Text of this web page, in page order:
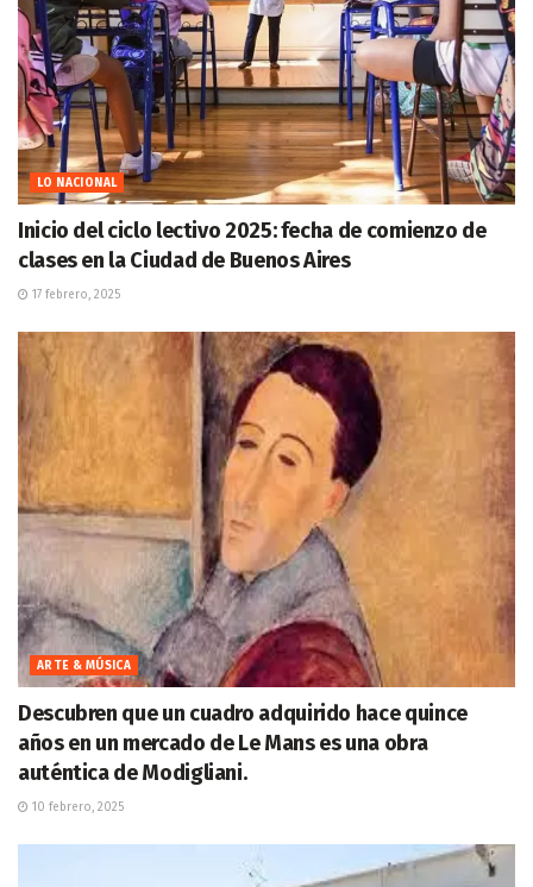
LO NACIONAL
Inicio del ciclo lectivo 2025: fecha de comienzo de
clases en la Ciudad de Buenos Aires
17 febrero, 2025
ARTE & MÚSICA
Descubren que un cuadro adquirido hace quince
años en un mercado de Le Mans es una obra
auténtica de Modigliani.
10 febrero, 2025